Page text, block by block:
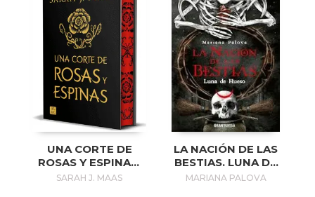
UNA CORTE DE
ROSAS Y ESPINAS.
EDICIÓN ESPECIAL
SARAH J. MAAS
LA NACIÓN DE LAS
BESTIAS. LUNA DE
HUESO
MARIANA PALOVA